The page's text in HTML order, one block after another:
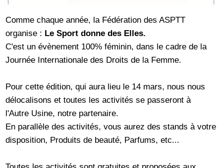
Comme chaque année, la Fédération des ASPTT
organise : Le Sport donne des Elles.
C'est un évènement 100% féminin, dans le cadre de la
Journée Internationale des Droits de la Femme.
Pour cette édition, qui aura lieu le 14 mars, nous nous
délocalisons et toutes les activités se passeront à
l'Autre Usine, notre partenaire.
En parallèle des activités, vous aurez des stands à votre
disposition, Produits de beauté, Parfums, etc...